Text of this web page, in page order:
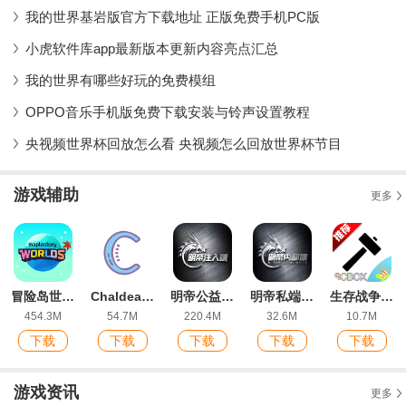
我的世界基岩版官方下载地址 正版免费手机PC版
小虎软件库app最新版本更新内容亮点汇总
我的世界有哪些好玩的免费模组
OPPO音乐手机版免费下载安装与铃声设置教程
央视频世界杯回放怎么看 央视频怎么回放世界杯节目
游戏辅助 更多
冒险岛世界app最新版(MapleStory Worlds)
454.3M
下载
Chaldea fgo工具app官方版
54.7M
下载
明帝公益注入1.0最新版(MingdiPakInject)
220.4M
下载
明帝私端11.0全火版
32.6M
下载
生存战争盒子模组下载手机版
10.7M
下载
游戏资讯 更多